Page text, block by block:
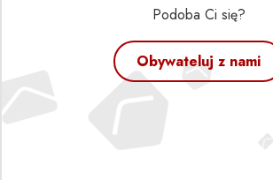
Podoba Ci się?
Obywateluj z nami